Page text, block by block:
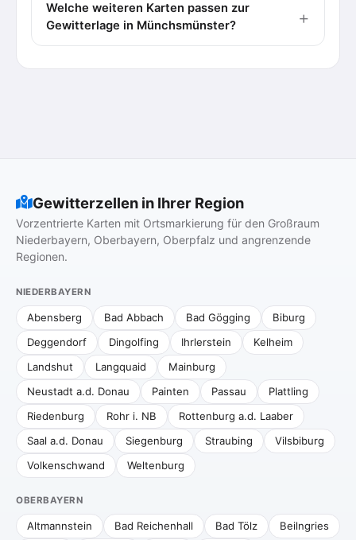
Welche weiteren Karten passen zur
Gewitterlage in Münchsmünster?
Gewitterzellen in Ihrer Region
Vorzentrierte Karten mit Ortsmarkierung für den Großraum
Niederbayern, Oberbayern, Oberpfalz und angrenzende
Regionen.
NIEDERBAYERN
Abensberg Bad Abbach Bad Gögging
Biburg
Deggendorf
Dingolfing Ihrlerstein
Kelheim
Landshut
Langquaid
Mainburg
Neustadt a.d. Donau
Painten Passau
Plattling
Riedenburg
Rohr i. NB
Rottenburg a.d. Laaber
Saal a.d. Donau
Siegenburg Straubing
Vilsbiburg
Volkenschwand
Weltenburg
OBERBAYERN
Altmannstein Bad Reichenhall Bad Tölz
Beilngries